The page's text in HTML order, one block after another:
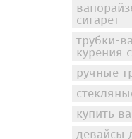
сигарет
трубки-
курения
ручные
купить
девайсы